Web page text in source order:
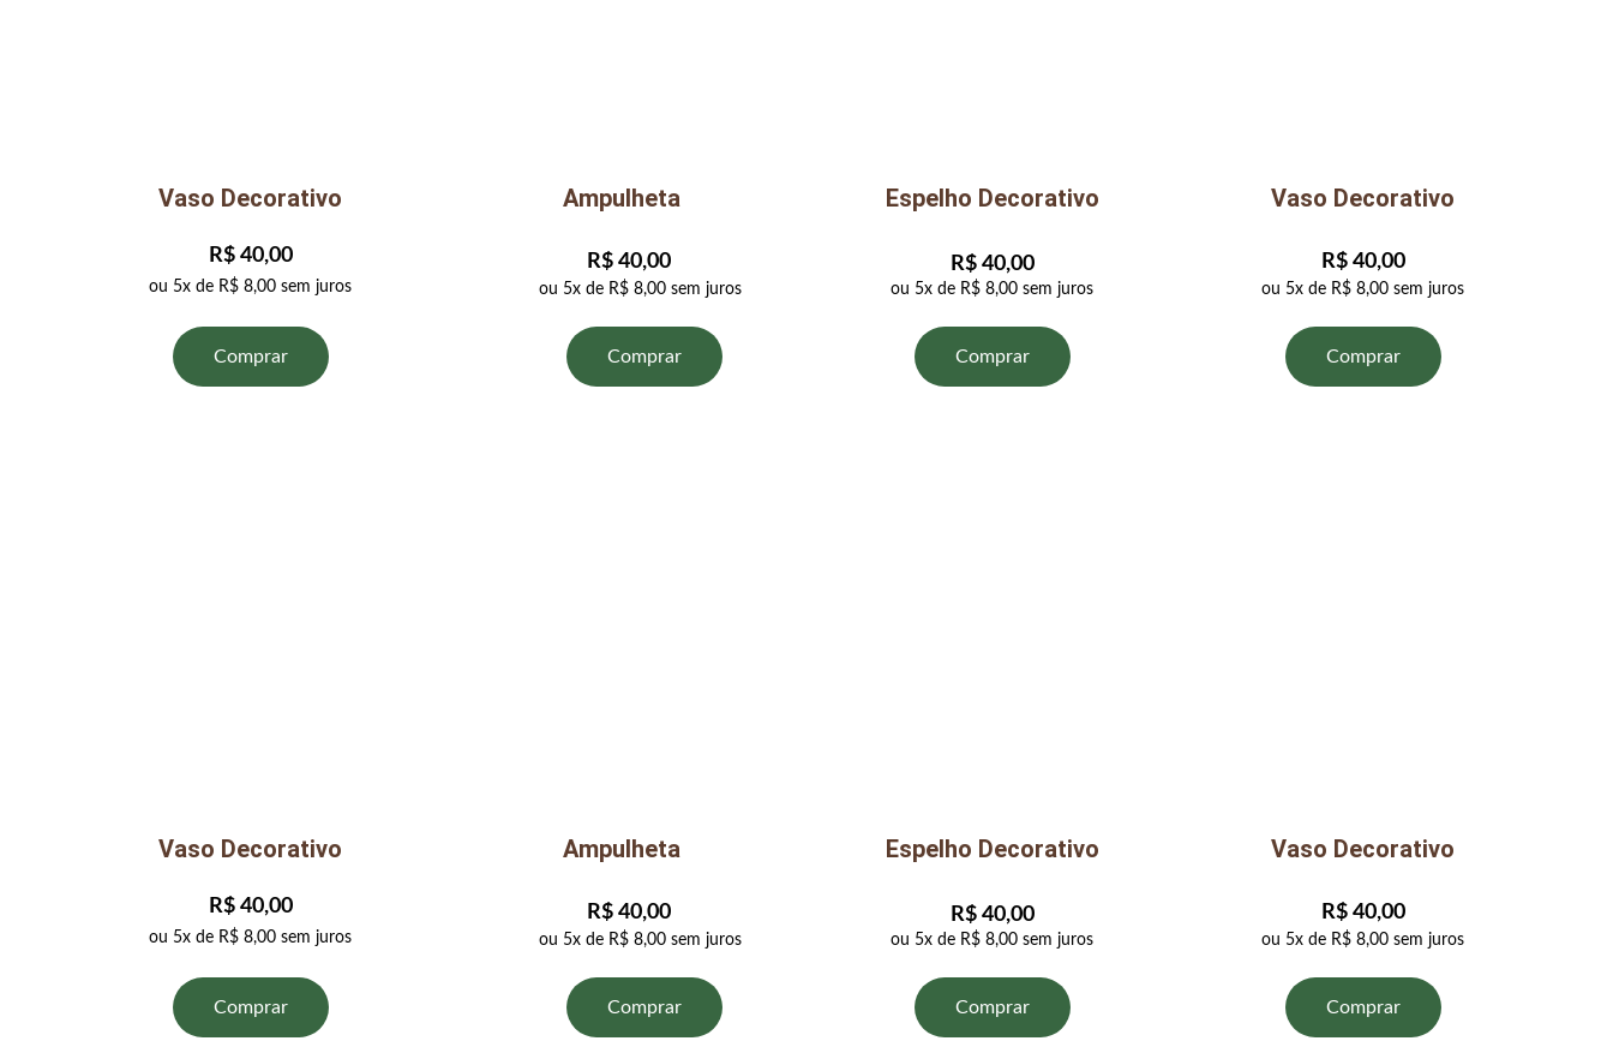
Vaso Decorativo
R$ 40,00
ou 5x de R$ 8,00 sem juros
Comprar
Ampulheta Espelho Decorativo Vaso Decorativo
R$ 40,00 R$ 40,00 R$ 40,00
ou 5x de R$ 8,00 sem juros ou 5x de R$ 8,00 sem juros ou 5x de R$ 8,00 sem juros
Comprar Comprar Comprar
Vaso Decorativo
R$ 40,00
ou 5x de R$ 8,00 sem juros
Comprar
Ampulheta Espelho Decorativo Vaso Decorativo
R$ 40,00 R$ 40,00 R$ 40,00
ou 5x de R$ 8,00 sem juros ou 5x de R$ 8,00 sem juros ou 5x de R$ 8,00 sem juros
Comprar Comprar Comprar